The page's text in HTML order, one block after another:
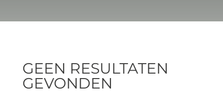
GEEN RESULTATEN
GEVONDEN